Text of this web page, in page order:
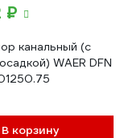
₽
канальный (с
WAER DFN
В корзину